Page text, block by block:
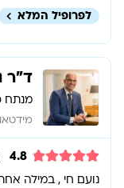
לפרופיל המלא
ד”ר
מנתח
מידטאון,
4.8
נועם חי , במילה אחת -